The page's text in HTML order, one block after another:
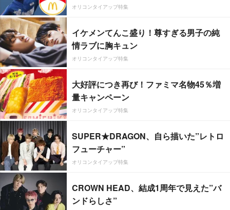
オリコンタイアップ特集
イケメンてんこ盛り！尊すぎる男子の純
情ラブに胸キュン
オリコンタイアップ特集
大好評につき再び！ファミマ名物45％増
量キャンペーン
オリコンタイアップ特集
SUPER★DRAGON、自ら描いた”レトロ
フューチャー”
オリコンタイアップ特集
CROWN HEAD、結成1周年で見えた”バ
ンドらしさ”